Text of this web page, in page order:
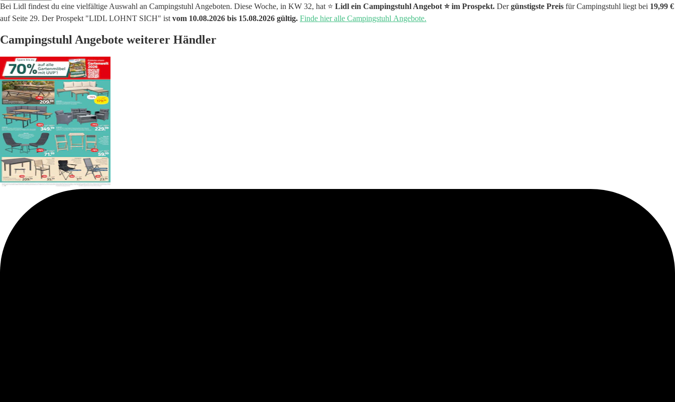
Bei Lidl findest du eine vielfältige Auswahl an Campingstuhl Angeboten. Diese Woche, in KW 32, hat ⭐️ Lidl ein Campingstuhl Angebot ⭐️ im Prospekt. Dergünstigste Preis für Campingstuhl liegt bei 19,99 €
auf Seite 29. Der Prospekt "LIDL LOHNT SICH" ist vom 10.08.2026 bis 15.08.2026 gültig. Finde hier alle Campingstuhl Angebote.
Campingstuhl Angebote weiterer Händler